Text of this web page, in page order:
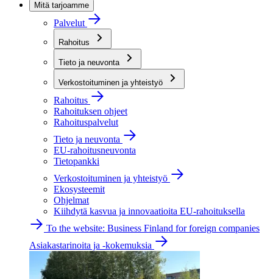
Mitä tarjoamme
Palvelut
Rahoitus
Tieto ja neuvonta
Verkostoituminen ja yhteistyö
Rahoitus
Rahoituksen ohjeet
Rahoituspalvelut
Tieto ja neuvonta
EU-rahoitusneuvonta
Tietopankki
Verkostoituminen ja yhteistyö
Ekosysteemit
Ohjelmat
Kiihdytä kasvua ja innovaatioita EU-rahoituksella
To the website: Business Finland for foreign companies
Asiakastarinoita ja -kokemuksia